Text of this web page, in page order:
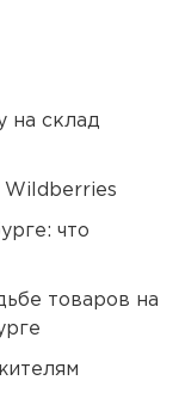
на склад
Wildberries
что
товаров на